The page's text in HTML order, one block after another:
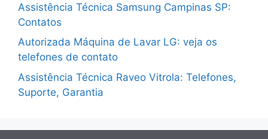
Assistência Técnica Samsung Campinas SP:
Contatos
Autorizada Máquina de Lavar LG: veja os
telefones de contato
Assistência Técnica Raveo Vitrola: Telefones,
Suporte, Garantia